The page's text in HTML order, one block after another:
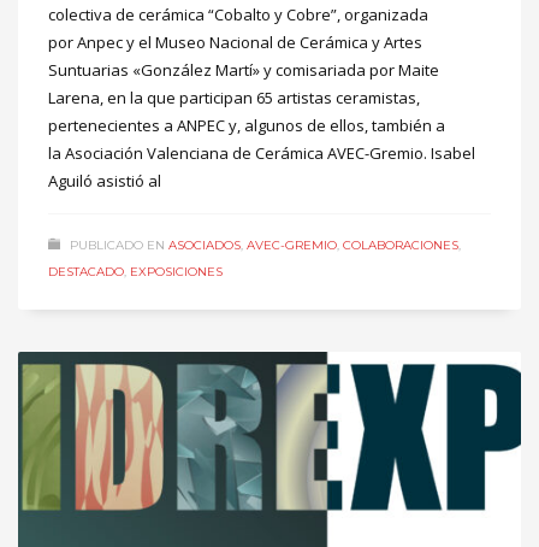
colectiva de cerámica “Cobalto y Cobre”, organizada
por Anpec y el Museo Nacional de Cerámica y Artes
Suntuarias «González Martí» y comisariada por Maite
Larena, en la que participan 65 artistas ceramistas,
pertenecientes a ANPEC y, algunos de ellos, también a
la Asociación Valenciana de Cerámica AVEC-Gremio. Isabel
Aguiló asistió al
PUBLICADO EN ASOCIADOS, AVEC-GREMIO, COLABORACIONES,
DESTACADO, EXPOSICIONES